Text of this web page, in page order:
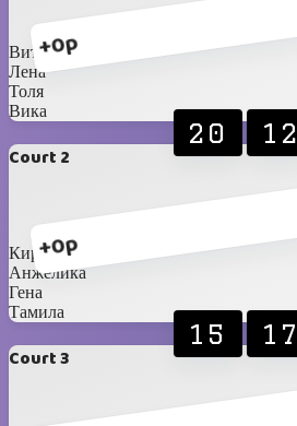
+0p
Витя
Лена
Толя
Вика
Court 2
+0p
20 12
Кирилл
Анжелика
Гена
Тамила
Court 3
15 17